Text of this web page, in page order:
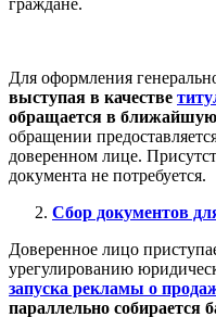
граждане.
Для оформления
выступая в качестве
обращается в
обращении
доверенном лице.
документа не потребуется.
Сбор документов
Доверенное лицо
урегулированию
запуска рекламы о
параллельно собирается